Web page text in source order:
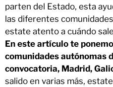
parten del Estado, esta
las diferentes
estate atento a cuándo
En este artículo te
comunidades autónomas
convocatoria, Madrid,
salido en varias más,